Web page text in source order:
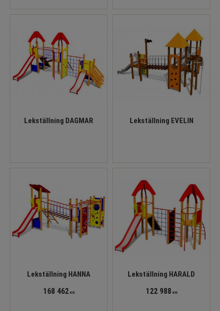
Lekställning DAGMAR Lekställning EVELIN
Lekställning HANNA
168 462KR
Lekställning HARALD
122 988 KR